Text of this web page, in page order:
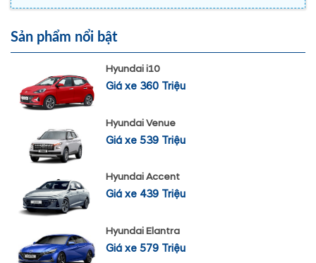
Sản phẩm nổi bật
Hyundai i10
Giá xe 360 Triệu
Hyundai Venue
Giá xe 539 Triệu
Hyundai Accent
Giá xe 439 Triệu
Hyundai Elantra
Giá xe 579 Triệu